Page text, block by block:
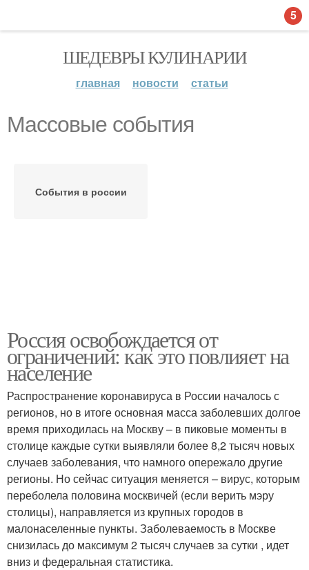
ШЕДЕВРЫ КУЛИНАРИИ
главная новости статьи
Массовые события
События в россии
Россия освобождается от
ограничений: как это повлияет на
население
Распространение коронавируса в России началось с
регионов, но в итоге основная масса заболевших долгое
время приходилась на Москву – в пиковые моменты в
столице каждые сутки выявляли более 8,2 тысяч новых
случаев заболевания, что намного опережало другие
регионы. Но сейчас ситуация меняется – вирус, которым
переболела половина москвичей (если верить мэру
столицы), направляется из крупных городов в
малонаселенные пункты. Заболеваемость в Москве
снизилась до максимум 2 тысяч случаев за сутки , идет
вниз и федеральная статистика.
5